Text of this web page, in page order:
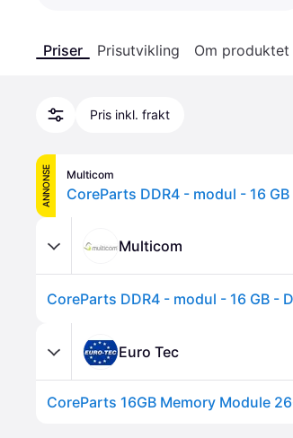
Priser Prisutvikling Om produktet
Pris inkl. frakt
ANNONSE Multicom
Multicom
Euro Tec
CoreParts 16GB Memory Module